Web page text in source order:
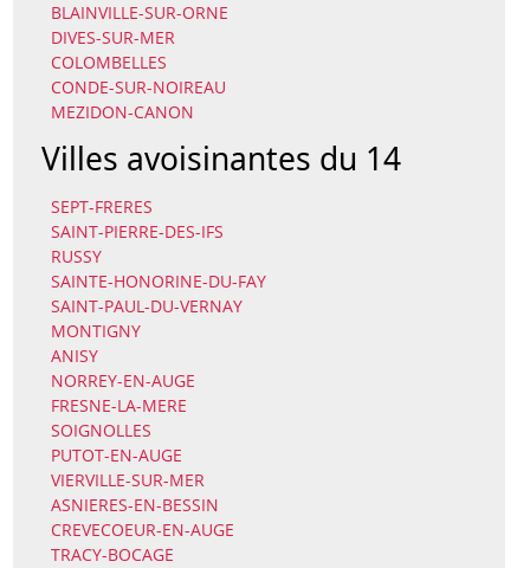
BLAINVILLE-SUR-ORNE
DIVES-SUR-MER
COLOMBELLES
CONDE-SUR-NOIREAU
MEZIDON-CANON
Villes avoisinantes du 14
SEPT-FRERES
SAINT-PIERRE-DES-IFS
RUSSY
SAINTE-HONORINE-DU-FAY
SAINT-PAUL-DU-VERNAY
MONTIGNY
ANISY
NORREY-EN-AUGE
FRESNE-LA-MERE
SOIGNOLLES
PUTOT-EN-AUGE
VIERVILLE-SUR-MER
ASNIERES-EN-BESSIN
CREVECOEUR-EN-AUGE
TRACY-BOCAGE